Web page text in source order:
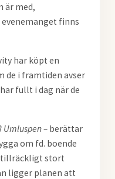
är med,
finns
har köpt en
de i framtiden avser
fullt i dag när de
Umluspen –berättar
om fd. boende
tillräckligt stort
ligger planen att